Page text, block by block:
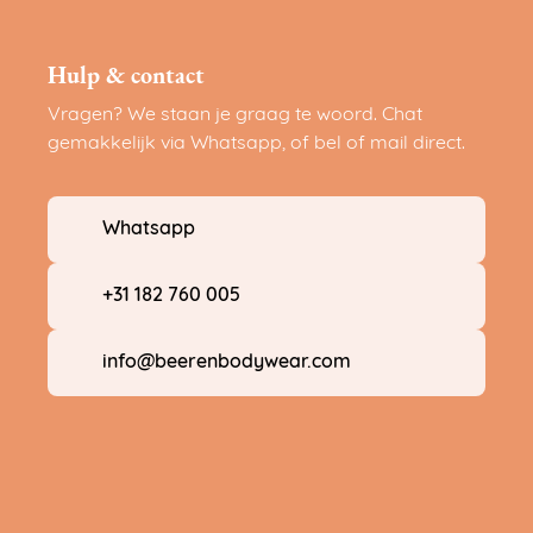
Hulp & contact
Vragen? We staan je graag te woord. Chat
gemakkelijk via Whatsapp, of bel of mail direct.
Whatsapp
+31 182 760 005
info@beerenbodywear.com